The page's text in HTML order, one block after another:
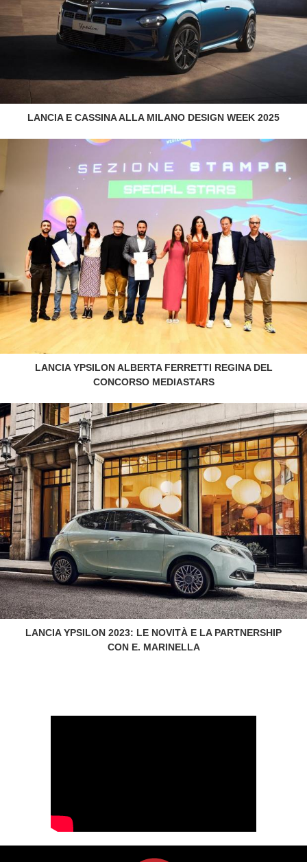
LANCIA E CASSINA ALLA MILANO DESIGN WEEK 2025
LANCIA YPSILON ALBERTA FERRETTI REGINA DEL
CONCORSO MEDIASTARS
LANCIA YPSILON 2023: LE NOVITÀ E LA PARTNERSHIP
CON E. MARINELLA